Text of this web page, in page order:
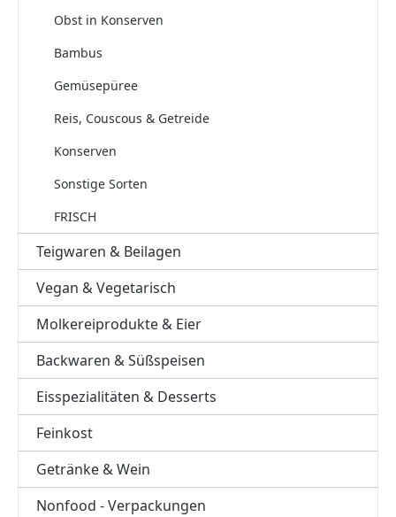
Obst in Konserven
Bambus
Gemüsepüree
Reis, Couscous & Getreide
Konserven
Sonstige Sorten
FRISCH
Teigwaren & Beilagen
Vegan & Vegetarisch
Molkereiprodukte & Eier
Backwaren & Süßspeisen
Eisspezialitäten & Desserts
Feinkost
Getränke & Wein
Nonfood - Verpackungen